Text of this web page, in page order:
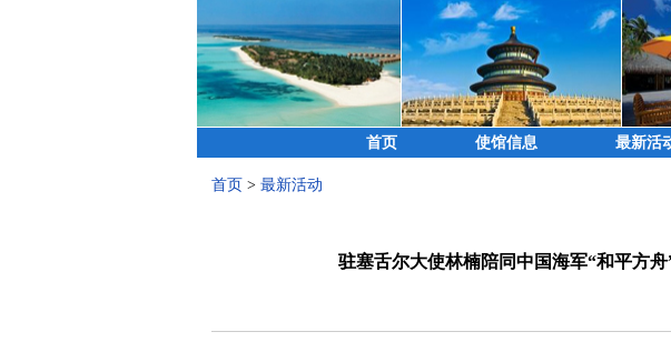
首页 使馆信息 最新活
首页 > 最新活动
驻塞舌尔大使林楠陪同中国海军“和平方